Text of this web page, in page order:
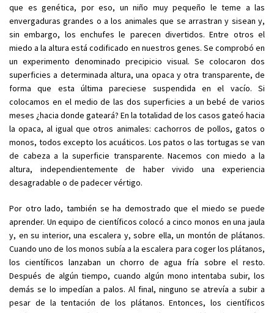
que es genética, por eso, un niño muy pequeño le teme a las
envergaduras grandes o a los animales que se arrastran y sisean y,
sin embargo, los enchufes le parecen divertidos. Entre otros el
miedo a la altura está codificado en nuestros genes. Se comprobó en
un experimento denominado precipicio visual. Se colocaron dos
superficies a determinada altura, una opaca y otra transparente, de
forma que esta última pareciese suspendida en el vacío. Si
colocamos en el medio de las dos superficies a un bebé de varios
meses ¿hacia donde gateará? En la totalidad de los casos gateó hacia
la opaca, al igual que otros animales: cachorros de pollos, gatos o
monos, todos excepto los acuáticos. Los patos o las tortugas se van
de cabeza a la superficie transparente. Nacemos con miedo a la
altura, independientemente de haber vivido una experiencia
desagradable o de padecer vértigo.
Por otro lado, también se ha demostrado que el miedo se puede
aprender. Un equipo de científicos colocó a cinco monos en una jaula
y, en su interior, una escalera y, sobre ella, un montón de plátanos.
Cuando uno de los monos subía a la escalera para coger los plátanos,
los científicos lanzaban un chorro de agua fría sobre el resto.
Después de algún tiempo, cuando algún mono intentaba subir, los
demás se lo impedían a palos. Al final, ninguno se atrevía a subir a
pesar de la tentación de los plátanos. Entonces, los científicos